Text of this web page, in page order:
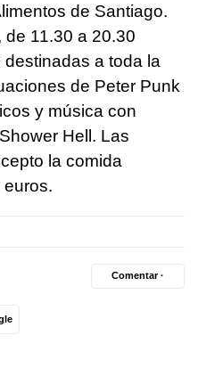
de Santiago.
de 11.30 a 20.30
a toda la
de Peter Punk
y música con
Hell. Las
la comida
Comentar ·